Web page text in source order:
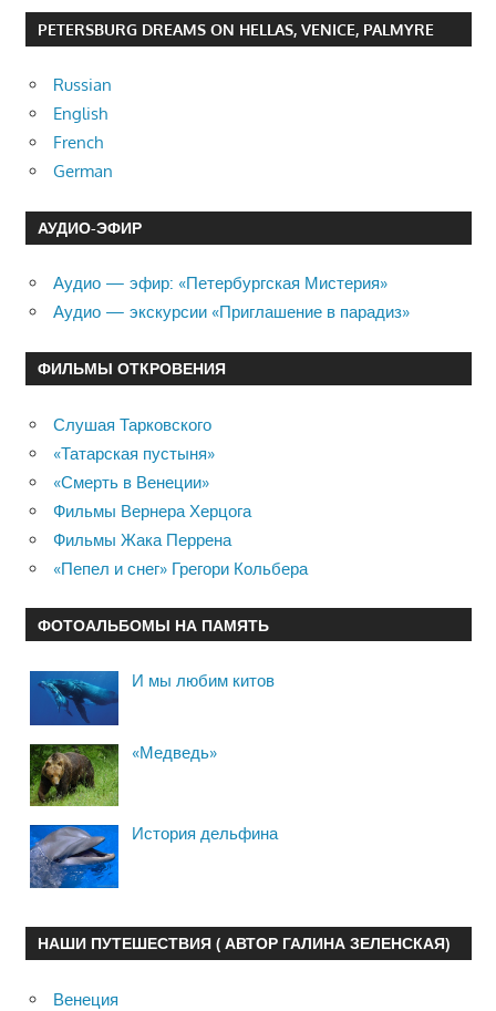
PETERSBURG DREAMS ON HELLAS, VENICE, PALMYRE
Russian
English
French
German
АУДИО-ЭФИР
Аудио — эфир: «Петербургская Мистерия»
Аудио — экскурсии «Приглашение в парадиз»
ФИЛЬМЫ ОТКРОВЕНИЯ
Слушая Тарковского
«Татарская пустыня»
«Смерть в Венеции»
Фильмы Вернера Херцога
Фильмы Жака Перрена
«Пепел и снег» Грегори Кольбера
ФОТОАЛЬБОМЫ НА ПАМЯТЬ
И мы любим китов
«Медведь»
История дельфина
НАШИ ПУТЕШЕСТВИЯ ( АВТОР ГАЛИНА ЗЕЛЕНСКАЯ)
Венеция